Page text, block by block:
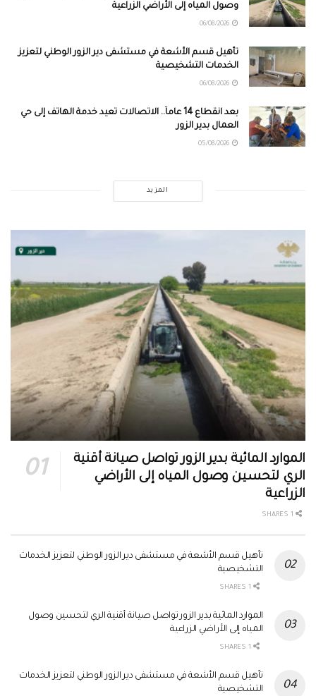
وصول المياه إلى الأراضي الزراعية
تأهيل قسم الأشعة في مستشفى دير الزور الوطني لتعزيز
الخدمات التشخيصية
بعد انقطاع 14 عاماً.. الاتصالات تعيد خدمة الهاتف إلى حي
العمال بدير الزور
المزيد
الموارد المائية بدير الزور تواصل صيانة أقنية
الري لتحسين وصول المياه إلى الأراضي
الزراعية
تأهيل قسم الأشعة في مستشفى دير الزور الوطني لتعزيز الخدمات
التشخيصية
الموارد المائية بدير الزور تواصل صيانة أقنية الري لتحسين وصول
المياه إلى الأراضي الزراعية
تأهيل قسم الأشعة في مستشفى دير الزور الوطني لتعزيز الخدمات
التشخيصية